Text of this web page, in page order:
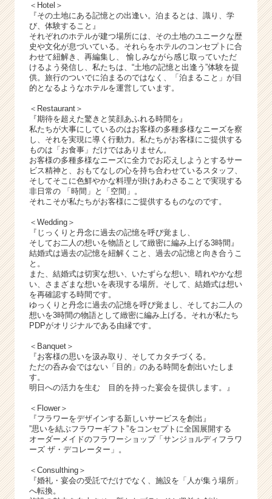
＜Hotel＞
『その土地にある記憶との出逢い。泊まるとは、識り、学
び、体験すること』
それぞれのホテルが建つ場所には、その土地のユニークな歴
史や文化が息づいている。それらをホテルのコンセプトに合
わせて紐解き、再編集し、 愉しみながら感じ取っていただ
けるよう発信し、私たちは、“土地の記憶と出逢う”体験を提
供。旅行のついでに泊まるのではなく、「泊まること」が目
的となるようなホテルを運営しています。
＜Restaurant＞
『期待を超えた驚きと笑顔あふれる時間を』
私たちが大事にしているのはお客様の多種多様なニーズを察
し、それを実現に導く行動力。私たちがお客様にご提供する
ものは「お食事」だけではありません。
お客様の多種多様なニーズに全力でお応えしようとするサー
ビス精神と、おもてなしの心を持ち合わせているスタッフ、
そしてそこに色鮮やかな料理が掛けあわさることで実現する
非日常の 「時間」と「空間」。
それこそが私たちがお客様にご提供するものなのです。
＜Wedding＞
『じっくりと丹念に過去の記憶を呼び覚まし、
そしてお二人の想いを物語として緻密に編み上げる3時間』
結婚式は過去の記憶を紐解くこと、過去の記憶と向き合うこ
と。
また、結婚式は切実な想い、いたずらな想い、晴れやかな想
い、さまざまな想いを表現する場所。そして、結婚式は想い
を再確認する時間です。
ゆっくりと丹念に過去の記憶を呼び覚まし、そしてお二人の
想いを3時間の物語として緻密に編み上げる。それが私たち
PDPがオリジナルである由縁です。
＜Banquet＞
『お客様の思いを汲み取り、そしてカタチづくる。
ただの呑み会ではない「目的」のある時間を創出いたしま
す。
明日への活力を生む 目的を持った宴会を提供します。』
＜Flower＞
『フラワーをデザインする新しいサービスを創出』
”思いを結ぶフラワーギフト”をコンセプトに全国展開する
オーダーメイドのフラワーショップ「サンジョルディフラワ
ーズ ザ・デコレーター」。
＜Consulthing＞
『婚礼・宴会の受託でだけでなく、施設を「人が集う場所」
へ転換。